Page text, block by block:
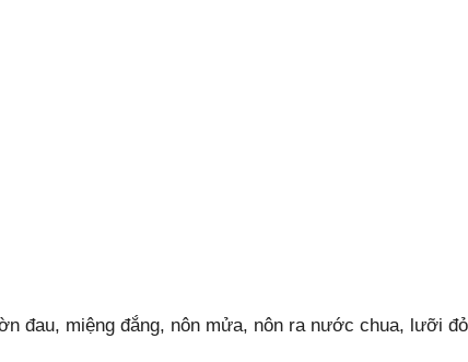
đau, miệng đắng, nôn mửa, nôn ra nước chua, lưỡi